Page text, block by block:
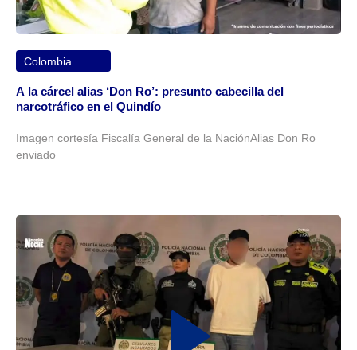
Colombia
A la cárcel alias ‘Don Ro’: presunto cabecilla del
narcotráfico en el Quindío
Imagen cortesía Fiscalía General de la NaciónAlias Don Ro
enviado